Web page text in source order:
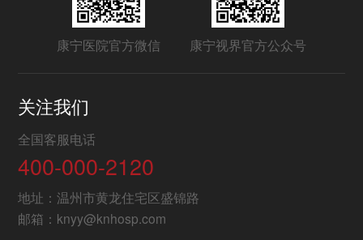
康宁医院官方微信 康宁视界官方公众号
关注我们
全国客服电话
400-000-2120
地址：温州市黄龙住宅区盛锦路
邮箱：knyy@knhosp.com